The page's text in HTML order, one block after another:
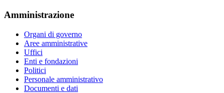
Amministrazione
Organi di governo
Aree amministrative
Uffici
Enti e fondazioni
Politici
Personale amministrativo
Documenti e dati